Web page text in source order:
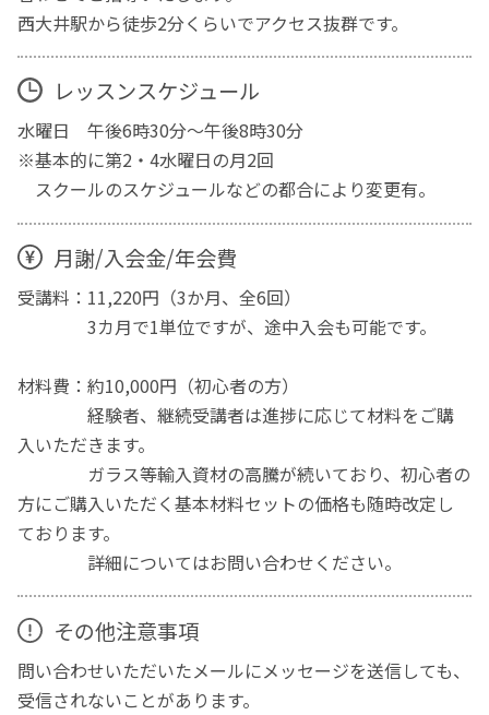
西大井駅から徒歩2分くらいでアクセス抜群です。
レッスンスケジュール
水曜日 午後6時30分～午後8時30分
※基本的に第2・4水曜日の月2回
スクールのスケジュールなどの都合により変更有。
月謝/入会金/年会費
受講料：11,220円（3か月、全6回）
3カ月で1単位ですが、途中入会も可能です。
材料費：約10,000円（初心者の方）
経験者、継続受講者は進捗に応じて材料をご購
入いただきます。
ガラス等輸入資材の高騰が続いており、初心者の
方にご購入いただく基本材料セットの価格も随時改定し
ております。
詳細についてはお問い合わせください。
その他注意事項
問い合わせいただいたメールにメッセージを送信しても、
受信されないことがあります。